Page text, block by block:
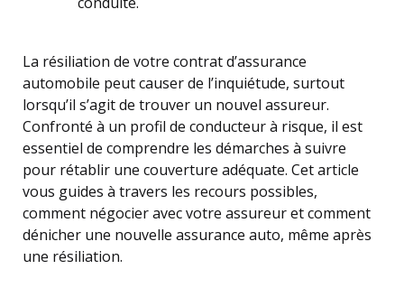
La résiliation de votre contrat d’assurance
automobile peut causer de l’inquiétude, surtout
lorsqu’il s’agit de trouver un nouvel assureur.
Confronté à un profil de conducteur à risque, il est
essentiel de comprendre les démarches à suivre
pour rétablir une couverture adéquate. Cet article
vous guides à travers les recours possibles,
comment négocier avec votre assureur et comment
dénicher une nouvelle assurance auto, même après
une résiliation.